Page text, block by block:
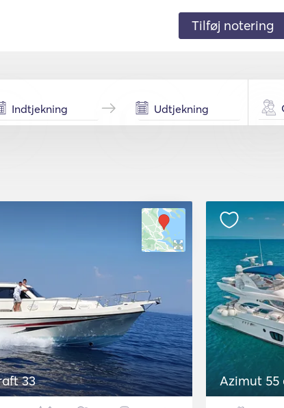
Tilføj notering
33 Azimut 55